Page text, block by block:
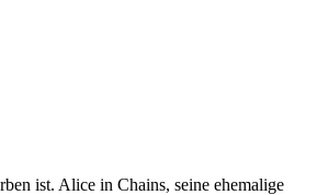
ist. Alice in Chains, seine ehemalige